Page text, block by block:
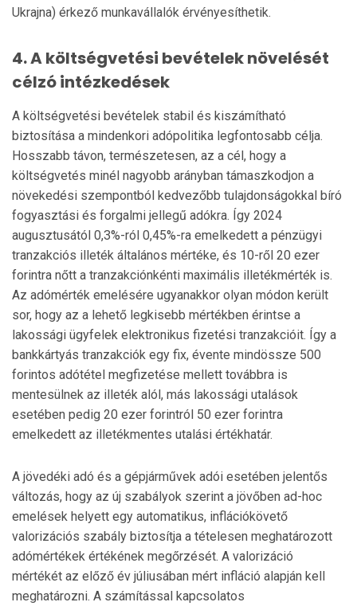
Ukrajna) érkező munkavállalók érvényesíthetik.
4. A költségvetési bevételek növelését
célzó intézkedések
A költségvetési bevételek stabil és kiszámítható
biztosítása a mindenkori adópolitika legfontosabb célja.
Hosszabb távon, természetesen, az a cél, hogy a
költségvetés minél nagyobb arányban támaszkodjon a
növekedési szempontból kedvezőbb tulajdonságokkal bíró
fogyasztási és forgalmi jellegű adókra. Így 2024
augusztusától 0,3%-ról 0,45%-ra emelkedett a pénzügyi
tranzakciós illeték általános mértéke, és 10-ről 20 ezer
forintra nőtt a tranzakciónkénti maximális illetékmérték is.
Az adómérték emelésére ugyanakkor olyan módon került
sor, hogy az a lehető legkisebb mértékben érintse a
lakossági ügyfelek elektronikus fizetési tranzakcióit. Így a
bankkártyás tranzakciók egy fix, évente mindössze 500
forintos adótétel megfizetése mellett továbbra is
mentesülnek az illeték alól, más lakossági utalások
esetében pedig 20 ezer forintról 50 ezer forintra
emelkedett az illetékmentes utalási értékhatár.
A jövedéki adó és a gépjárművek adói esetében jelentős
változás, hogy az új szabályok szerint a jövőben ad-hoc
emelések helyett egy automatikus, inflációkövető
valorizációs szabály biztosítja a tételesen meghatározott
adómértékek értékének megőrzését. A valorizáció
mértékét az előző év júliusában mért infláció alapján kell
meghatározni. A számítással kapcsolatos